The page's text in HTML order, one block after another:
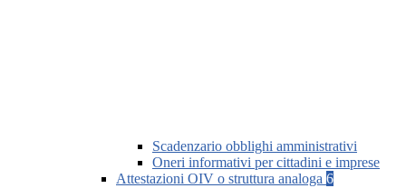
Scadenzario obblighi amministrativi
Oneri informativi per cittadini e imprese
Attestazioni OIV o struttura analoga 6